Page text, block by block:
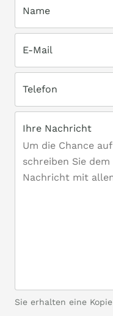
Name
E-Mail
Telefon
Ihre Nachricht
Sie erhalten eine